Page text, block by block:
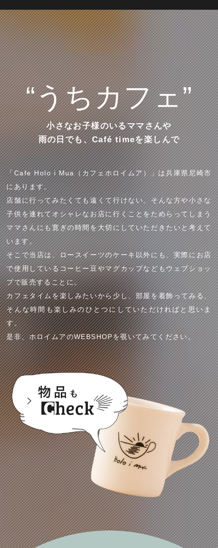
“うちカフェ”
小さなお子様のいるママさんや
雨の日でも、Café timeを楽しんで
「Cafe Holo i Mua（カフェホロイムア）」は兵庫県尼崎市
にあります。
店舗に行ってみたくても遠くて行けない、そんな方や小さな
子供を連れてオシャレなお店に行くことをためらってしまう
ママさんにも寛ぎの時間を大切にしていただきたいと考えて
います。
そこで当店は、ロースイーツのケーキ以外にも、実際にお店
で使用しているコーヒー豆やマグカップなどもウェブショッ
プで販売することに。
カフェタイムを楽しみたいから少し、部屋を着飾ってみる、
そんな時間も楽しみのひとつにしていただければと思いま
す。
是非、ホロイムアのWEBSHOPを覗いてみてください。